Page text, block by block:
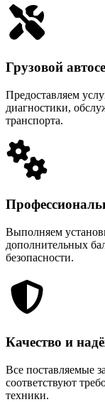
Грузовой
Предоставляем
диагностики,
транспорта.
Выполняем
дополнительных
безопасности.
Качество и
Все поставляемые
соответствуют
техники.